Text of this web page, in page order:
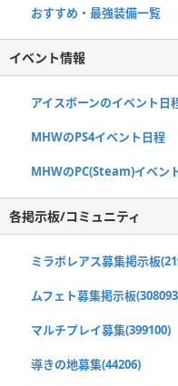
おすすめ・最強装備一覧
イベント情報
アイスボーンのイベント日
MHWのPS4イベント日程
MHWのPC(Steam)イベン
各掲示板/コミュニティ
ミラボレアス募集掲示板
ムフェト募集掲示板
マルチプレイ募集(399100)
導きの地募集(44206)